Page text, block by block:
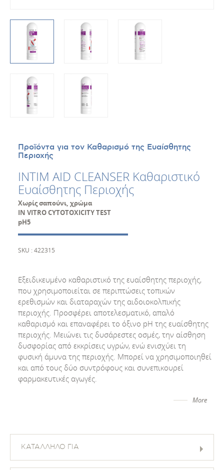
Προϊόντα για τον Καθαρισμό της Ευαίσθητης
Περιοχής
INTIM AID CLEANSER Καθαριστικό
Ευαίσθητης Περιοχής
Χωρίς σαπούνι, χρώμα
IN VITRO CYTOTOXICITY TEST
pH5
SKU : 422315
Εξειδικευμένο καθαριστικό της ευαίσθητης περιοχής,
που χρησιμοποιείται σε περιπτώσεις τοπικών
ερεθισμών και διαταραχών της αιδοιοκολπικής
περιοχής. Προσφέρει αποτελεσματικό, απαλό
καθαρισμό και επαναφέρει το όξινο pH της ευαίσθητης
περιοχής. Μειώνει τις δυσάρεστες οσμές, την αίσθηση
δυσφορίας από εκκρίσεις υγρών, ενώ ενισχύει τη
φυσική άμυνα της περιοχής. Μπορεί να χρησιμοποιηθεί
και από τους δύο συντρόφους και συνεπικουρεί
φαρμακευτικές αγωγές.
More
ΚΑΤΑΛΛΗΛΟ ΓΙΑ